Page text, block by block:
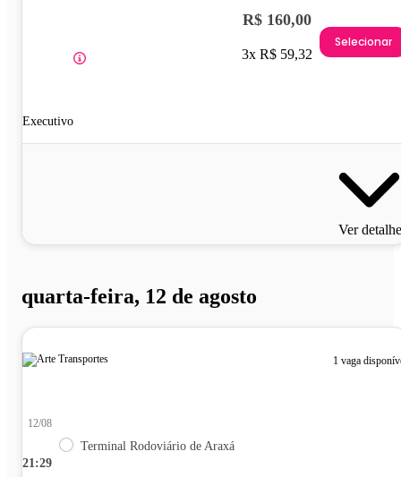
Executivo
R$ 160,00
3x R$ 59,32
Selecionar
Ver
quarta-feira, 12 de agosto
1 vaga
21:29
12/08
Terminal Rodoviário de Araxá